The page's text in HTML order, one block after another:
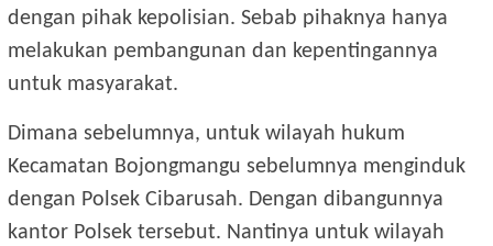
dengan pihak kepolisian. Sebab pihaknya hanya
melakukan pembangunan dan kepentingannya
untuk masyarakat.
Dimana sebelumnya, untuk wilayah hukum
Kecamatan Bojongmangu sebelumnya menginduk
dengan Polsek Cibarusah. Dengan dibangunnya
kantor Polsek tersebut. Nantinya untuk wilayah